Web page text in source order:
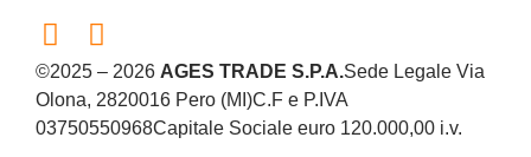
©2025 – 2026 AGES TRADE S.P.A.Sede Legale Via
Olona, 2820016 Pero (MI)C.F e P.IVA
03750550968Capitale Sociale euro 120.000,00 i.v.